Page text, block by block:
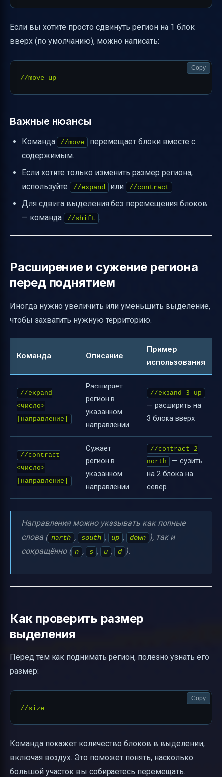
Если вы хотите просто сдвинуть регион на 1 блок
вверх (по умолчанию), можно написать:
Copy
Важные нюансы
Команда //move
перемещает блоки вместе с
содержимым.
Если хотите только изменить размер региона,
используйте
//expand или //contract .
Для сдвига выделения без перемещения блоков
— команда
//shift .
Расширение и сужение региона
перед поднятием
Иногда нужно увеличить или уменьшить выделение,
чтобы захватить нужную территорию.
Команда Описание
Пример
использования
//expand
<число>
[направление]
Расширяет
регион в
указанном
направлении
//expand 3 up
— расширить на
3 блока вверх
//contract
<число>
[направление]
Сужает
регион в
указанном
направлении
//contract 2
north
— сузить
на 2 блока на
север
Направления можно указывать как полные
слова ( north , south , up , down ), так и
сокращённо ( n , s , u , d ).
Как проверить размер
выделения
Перед тем как поднимать регион, полезно узнать его
размер:
Copy
Команда покажет количество блоков в выделении,
включая воздух. Это поможет понять, насколько
большой участок вы собираетесь перемещать.